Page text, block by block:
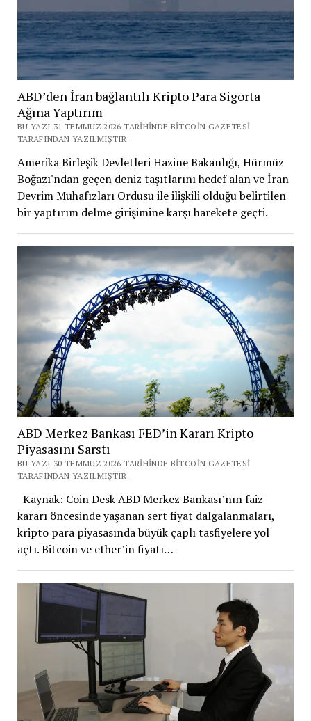
ABD’den İran bağlantılı Kripto Para Sigorta
Ağına Yaptırım
BU YAZI 31 TEMMUZ 2026 TARIHINDE BITCOIN GAZETESI
TARAFINDAN YAZILMIŞTIR.
Amerika Birleşik Devletleri Hazine Bakanlığı, Hürmüz
Boğazı'ndan geçen deniz taşıtlarını hedef alan ve İran
Devrim Muhafızları Ordusu ile ilişkili olduğu belirtilen
bir yaptırım delme girişimine karşı harekete geçti.
ABD Merkez Bankası FED’in Kararı Kripto
Piyasasını Sarstı
BU YAZI 30 TEMMUZ 2026 TARIHINDE BITCOIN GAZETESI
TARAFINDAN YAZILMIŞTIR.
Kaynak: Coin Desk ABD Merkez Bankası’nın faiz
kararı öncesinde yaşanan sert fiyat dalgalanmaları,
kripto para piyasasında büyük çaplı tasfiyelere yol
açtı. Bitcoin ve ether’in fiyatı…